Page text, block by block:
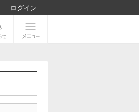
ログイン